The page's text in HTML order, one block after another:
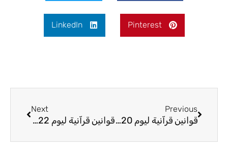
Pinterest
LinkedIn
Previous
قوانين قرآنية ليوم 20-5-2026
Next
قوانين قرآنية ليوم 22-5-2026